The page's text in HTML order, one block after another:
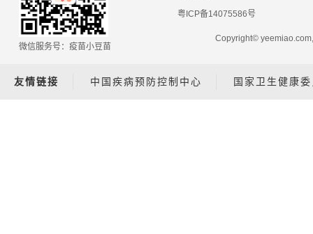
微信服务号：疫苗小豆苗
粤ICP备14075586号
Copyright©
友情链接 中国疾病预防控制中心 国家卫生健康